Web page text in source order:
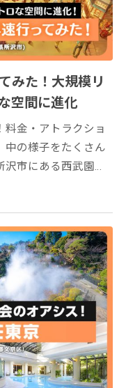
みた！大規模リ
空間に進化
料金・アトラクショ
中の様子をたくさん
市にある西武園ゆ
ルオープンしまし